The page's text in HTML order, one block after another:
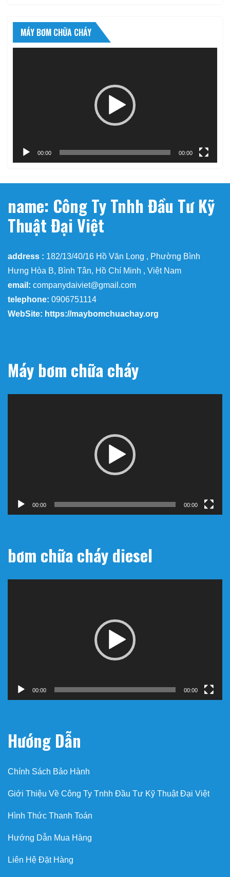
MÁY BƠM CHỮA CHÁY
00:00 00:00
name: Công Ty Tnhh Đầu Tư Kỹ
Thuật Đại Việt
address : 182/13/40/16 Hồ Văn Long , Phường Bình
Hưng Hòa B, Bình Tân, Hồ Chí Minh , Việt Nam
email: companydaiviet@gmail.com
telephone: 0906751114
WebSite: https://maybomchuachay.org
Máy bơm chữa cháy
00:00 00:00
bơm chữa cháy diesel
00:00 00:00
Hướng Dẫn
Chính Sách Bảo Hành
Giới Thiệu Về Công Ty Tnhh Đầu Tư Kỹ Thuật Đại Việt
Hình Thức Thanh Toán
Hướng Dẫn Mua Hàng
Liên Hệ Đặt Hàng